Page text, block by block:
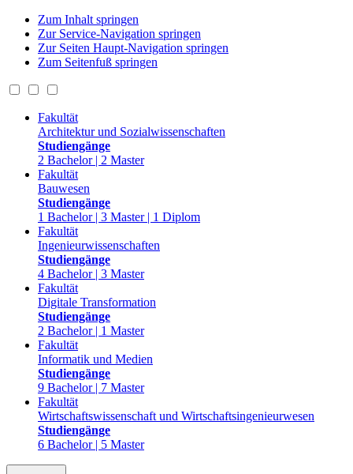
Zum Inhalt springen
Zur Service-Navigation springen
Zur Seiten Haupt-Navigation springen
Zum Seitenfuß springen
Fakultät
Architektur und Sozialwissenschaften
Studiengänge
2 Bachelor | 2 Master
Fakultät
Bauwesen
Studiengänge
1 Bachelor | 3 Master | 1 Diplom
Fakultät
Ingenieurwissenschaften
Studiengänge
4 Bachelor | 3 Master
Fakultät
Digitale Transformation
Studiengänge
2 Bachelor | 1 Master
Fakultät
Informatik und Medien
Studiengänge
9 Bachelor | 7 Master
Fakultät
Wirtschaftswissenschaft und Wirtschaftsingenieurwesen
Studiengänge
6 Bachelor | 5 Master